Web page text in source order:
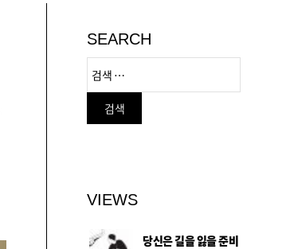
SEARCH
VIEWS
당신은 길을 잃을 준비